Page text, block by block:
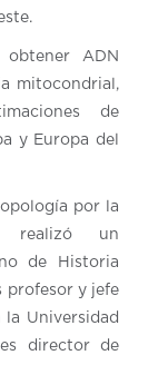
obtener ADN
mitocondrial,
de
y Europa del
por la
realizó un
de Historia
profesor y jefe
Universidad
director de